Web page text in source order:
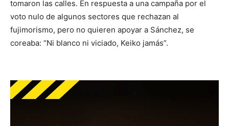
tomaron las calles. En respuesta a una campaña por el
voto nulo de algunos sectores que rechazan al
fujimorismo, pero no quieren apoyar a Sánchez, se
coreaba: “Ni blanco ni viciado, Keiko jamás”.